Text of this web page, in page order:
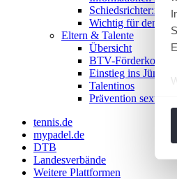
Schiedsrichter:in
Wichtig für den
Eltern & Talente
Übersicht
BTV-Förderkonzept
Einstieg ins
Talentinos
Prävention
tennis.de
mypadel.de
DTB
Landesverbände
Weitere Plattformen